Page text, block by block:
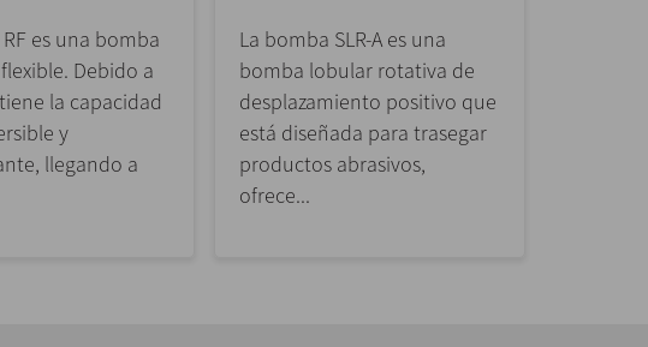
es una bomba
Debido a
la capacidad
y
llegando a
La bomba SLR-A es una
bomba lobular rotativa de
desplazamiento positivo que
está diseñada para trasegar
productos abrasivos,
ofrece...